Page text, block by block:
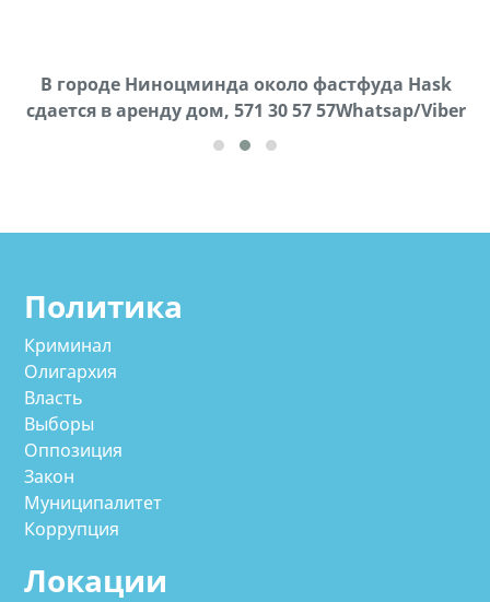
В городе Ниноцминда около фастфуда Hask
cдается в аренду дом, 571 30 57 57Whatsap/Viber
Продается машина марки Prado,571 30 57
57Whatsap/Viber
Политика
Криминал
Олигархия
Власть
Выборы
Оппозиция
Закон
Муниципалитет
Коррупция
Локации